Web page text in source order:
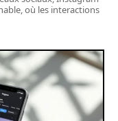
où les interactions